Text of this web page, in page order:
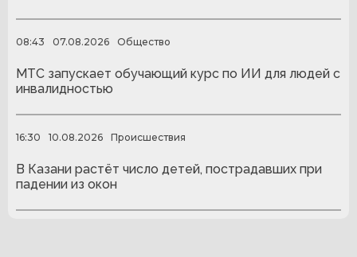
08:43 07.08.2026 Общество
МТС запускает обучающий курс по ИИ для людей с
инвалидностью
16:30 10.08.2026 Происшествия
В Казани растёт число детей, пострадавших при
падении из окон